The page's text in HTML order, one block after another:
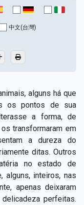
中文(台灣)
alguns há que
os pontos de sua
a forma, de
transformaram em
a dureza do
ditas. Outros
no estado de
alguns, inteiros, nas
apenas deixaram
perfeitas.